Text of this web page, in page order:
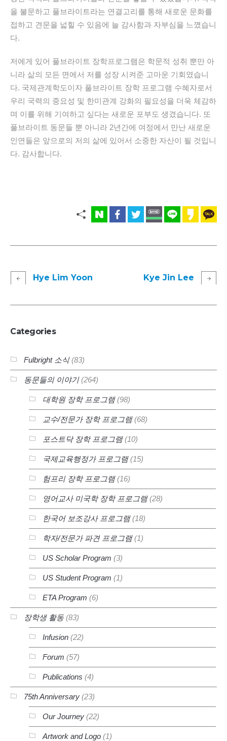
을 불문하고 풀브라이트라는 연결고리를 통해 새로운 문화를
접하고 견문을 넓힐 수 있음에 늘 감사함과 자부심을 느꼈습니
다.
저에게 있어 풀브라이트 장학프로그램은 학문적 성취 뿐만 아
니라 삶의 모든 면에서 저를 성장 시켜준 고마운 기회였습니
다. 국제관계학도이자 풀브라이트 장학 프로그램 수혜자로서
우리 국력의 중요성 및 한미관계 강화의 필요성을 더욱 체감하
며 이를 위해 기여하고 싶다는 새로운 포부도 생겼습니다. 또
풀브라이트 동문들 뿐 아니라 2년간에 여정에서 만난 새로운
인연들은 앞으로의 저의 삶에 있어서 소중한 자산이 될 것입니
다. 감사합니다.
Hye Lim Yoon Kye Jin Lee
Categories
Fulbright 소식(83)
동문들의 이야기(264)
대학원 장학 프로그램(98)
교수/전문가 장학 프로그램(68)
포스트닥 장학 프로그램(10)
국제교육행정가 프로그램(15)
험프리 장학 프로그램(16)
영어교사 미국학 장학 프로그램(28)
한국어 보조강사 프로그램(18)
학자/전문가 파견 프로그램(1)
US Scholar Program (3)
US Student Program (1)
ETA Program (6)
장학생 활동 (83)
Infusion (22)
Forum (57)
Publications (4)
75th Anniversary (23)
Our Journey (22)
Artwork and Logo (1)